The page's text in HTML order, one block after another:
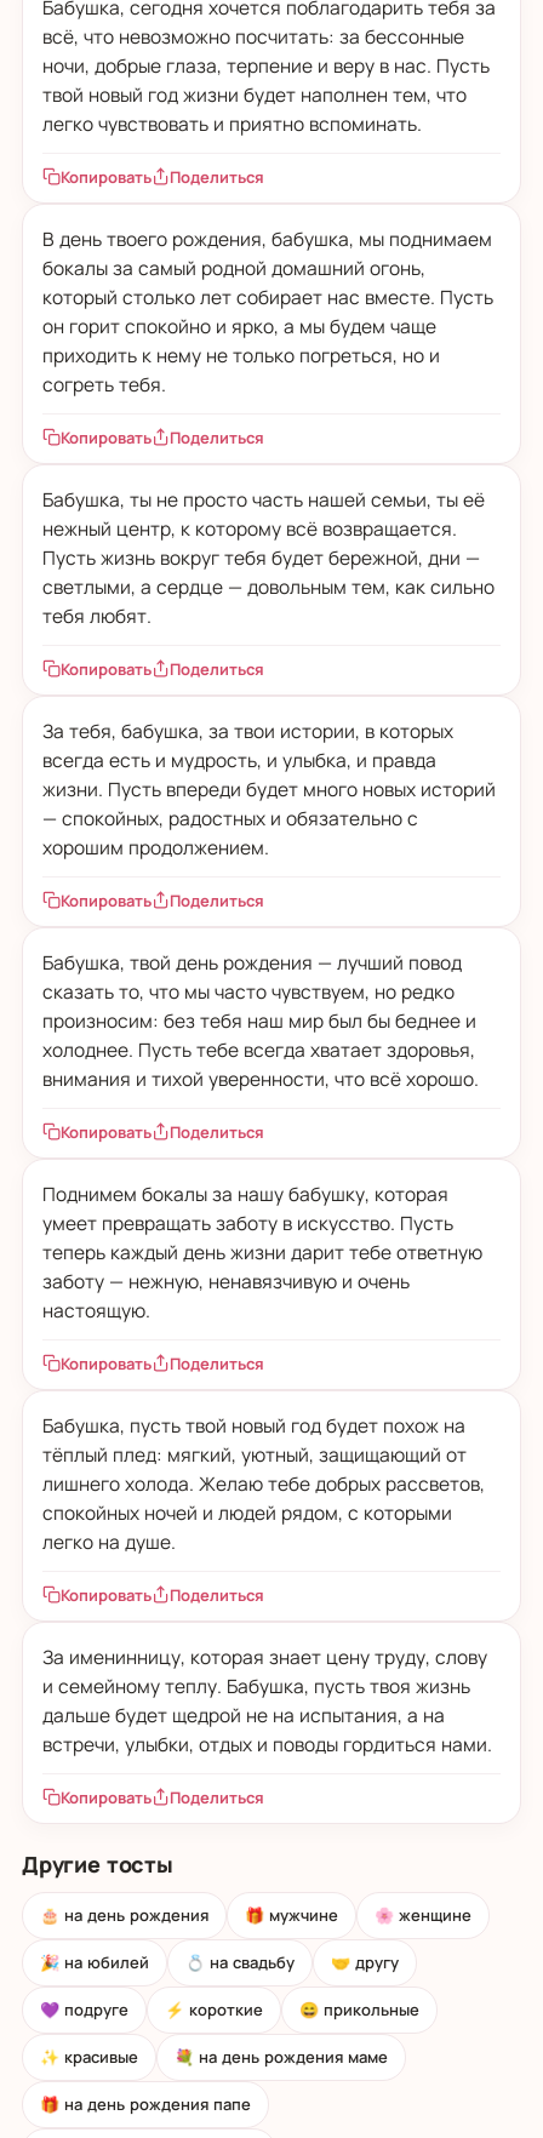
Бабушка, сегодня хочется поблагодарить тебя за
всё, что невозможно посчитать: за бессонные
ночи, добрые глаза, терпение и веру в нас. Пусть
твой новый год жизни будет наполнен тем, что
легко чувствовать и приятно вспоминать.
Копировать Поделиться
В день твоего рождения, бабушка, мы поднимаем
бокалы за самый родной домашний огонь,
который столько лет собирает нас вместе. Пусть
он горит спокойно и ярко, а мы будем чаще
приходить к нему не только погреться, но и
согреть тебя.
Копировать Поделиться
Бабушка, ты не просто часть нашей семьи, ты её
нежный центр, к которому всё возвращается.
Пусть жизнь вокруг тебя будет бережной, дни —
светлыми, а сердце — довольным тем, как сильно
тебя любят.
Копировать Поделиться
За тебя, бабушка, за твои истории, в которых
всегда есть и мудрость, и улыбка, и правда
жизни. Пусть впереди будет много новых историй
— спокойных, радостных и обязательно с
хорошим продолжением.
Копировать Поделиться
Бабушка, твой день рождения — лучший повод
сказать то, что мы часто чувствуем, но редко
произносим: без тебя наш мир был бы беднее и
холоднее. Пусть тебе всегда хватает здоровья,
внимания и тихой уверенности, что всё хорошо.
Копировать Поделиться
Поднимем бокалы за нашу бабушку, которая
умеет превращать заботу в искусство. Пусть
теперь каждый день жизни дарит тебе ответную
заботу — нежную, ненавязчивую и очень
настоящую.
Копировать Поделиться
Бабушка, пусть твой новый год будет похож на
тёплый плед: мягкий, уютный, защищающий от
лишнего холода. Желаю тебе добрых рассветов,
спокойных ночей и людей рядом, с которыми
легко на душе.
Копировать Поделиться
За именинницу, которая знает цену труду, слову
и семейному теплу. Бабушка, пусть твоя жизнь
дальше будет щедрой не на испытания, а на
встречи, улыбки, отдых и поводы гордиться нами.
Копировать Поделиться
Другие тосты
🎂 на день рождения 🎁 мужчине 🌸 женщине
🎉 на юбилей 💍 на свадьбу 🤝 другу
💜 подруге ⚡ короткие 😄 прикольные
✨ красивые 💐 на день рождения маме
🎁 на день рождения папе